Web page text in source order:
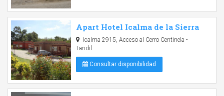
Apart Hotel Icalma de la Sierra
Icalma 2915, Acceso al Cerro Centinela -
Tandil
Consultar disponibilidad